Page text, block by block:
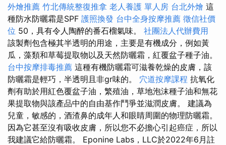
外燴推薦 竹北傳統整復推拿 老人養護 單人房 台北外燴 這
種防水防曬霜是SPF 護照換發 台中全身按摩推薦 徵信社價
位 50，具有令人陶醉的番石榴氣味。 社團法人代辦費用
該製劑包含極其半透明的用途，主要是有機成分，例如黃
瓜，藻類和草莓提取物以及天然防曬霜，紅覆盆子種子油。
台中按摩排毒推薦 這種有機防曬霜可滋養乾燥的皮膚，該
防曬霜是輕巧，半透明且非gr味的。 穴道按摩課程 抗氧化
劑有助於用紅色覆盆子油，繁殖油，草地泡沫種子油和無花
果提取物與該產品中的自由基作鬥爭並滋潤皮膚。 建議為
兒童，敏感的，酒渣鼻的成年人和眼睛周圍的物理防曬霜。
因為它甚至沒有吸收皮膚，所以您不必擔心引起癌症，所以
我建議它給防曬霜。 Eponine Labs，LLC於2022年6月註